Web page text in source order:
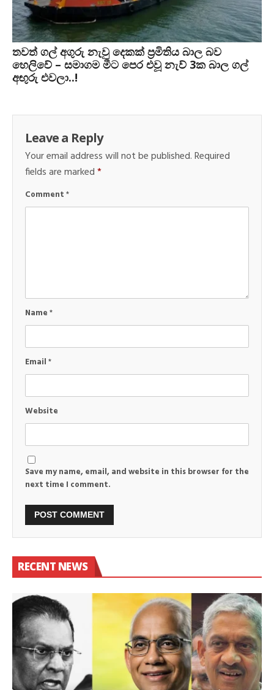
තවත් ගල් අගුරු නැවු දෙකක් ප‍්‍රමිතිය බාල බව
හෙලිවේ – සමාගම මීට පෙර එවූ නැව් 3ක බාල ගල්
අඟුරු එවලා..!
Leave a Reply
Your email address will not be published.Required
fields are marked*
Comment*
Name*
Email*
Website
Save my name, email, and website in this browser for the
next time I comment.
RECENT NEWS